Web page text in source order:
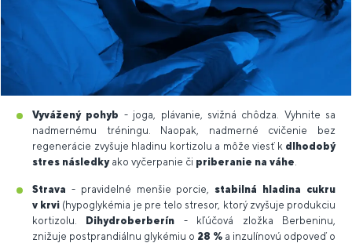
Vyvážený pohyb - joga, plávanie, svižná chôdza. Vyhnite sa
nadmernému tréningu. Naopak, nadmerné cvičenie bez
regenerácie zvyšuje hladinu kortizolu a môže viesť k dlhodobý
stres následkyako vyčerpanie či priberanie na váhe.
Strava - pravidelné menšie porcie, stabilná hladina cukru
v krvi (hypoglykémia je pre telo stresor, ktorý zvyšuje produkciu
kortizolu.
Dihydroberberín - kľúčová zložka Berbeninu,
znižuje postprandiálnu glykémiu o 28 % a inzulínovú odpoveď o